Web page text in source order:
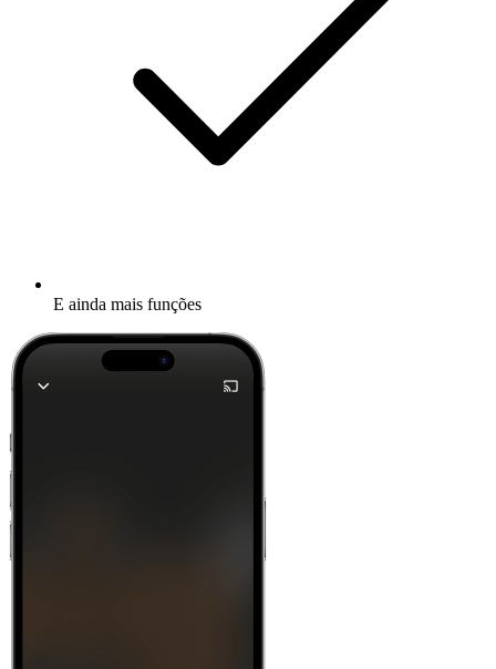
E ainda mais funções